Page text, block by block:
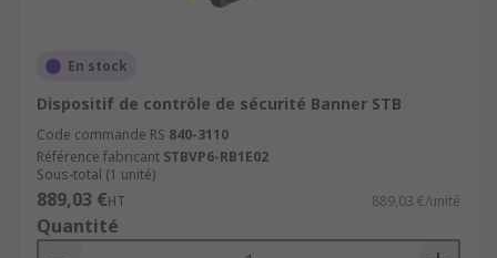
En stock
Dispositif de contrôle de sécurité Banner STB
Code commande RS 840-3110
Référence fabricant STBVP6-RB1E02
Sous-total (1 unité)
889,03 €HT 889,03 €/unité
Quantité